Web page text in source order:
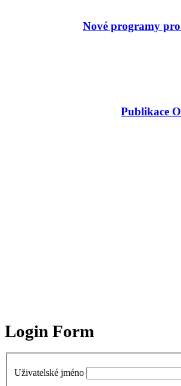
Nové programy
Publikace
Login Form
Uživatelské jméno